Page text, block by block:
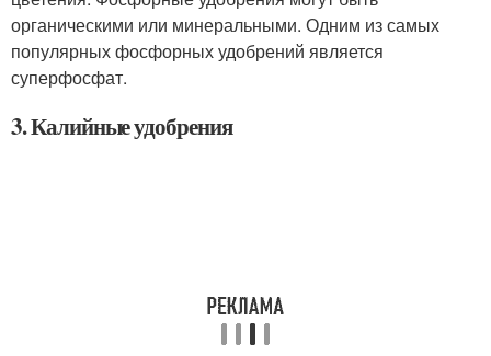
органическими или минеральными. Одним из самых
популярных фосфорных удобрений является
суперфосфат.
3. Калийные удобрения